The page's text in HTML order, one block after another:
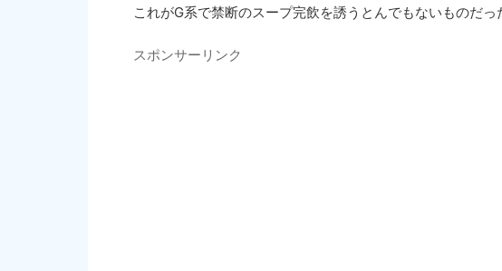
これがG系で禁断のスープ完飲を誘うとんでもないものだっ
スポンサーリンク